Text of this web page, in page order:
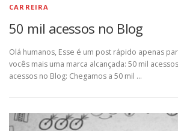
CARREIRA
50 mil acessos no Blog
Olá humanos, Esse é um post rápido apenas
vocês mais uma marca alcançada: 50 mil
acessos no Blog: Chegamos a 50 mil …